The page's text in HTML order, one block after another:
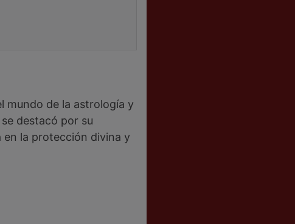
mundo de la astrología y
destacó por su
en la protección divina y